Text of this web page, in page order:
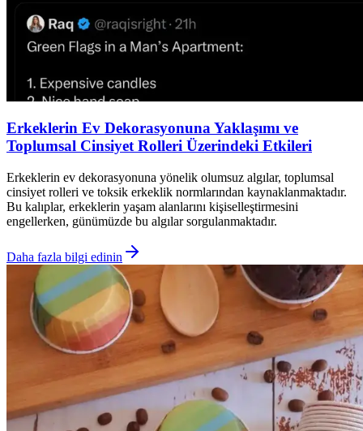
Erkeklerin Ev Dekorasyonuna Yaklaşımı ve
Toplumsal Cinsiyet Rolleri Üzerindeki Etkileri
Erkeklerin ev dekorasyonuna yönelik olumsuz algılar, toplumsal
cinsiyet rolleri ve toksik erkeklik normlarından kaynaklanmaktadır.
Bu kalıplar, erkeklerin yaşam alanlarını kişiselleştirmesini
engellerken, günümüzde bu algılar sorgulanmaktadır.
Daha fazla bilgi edinin